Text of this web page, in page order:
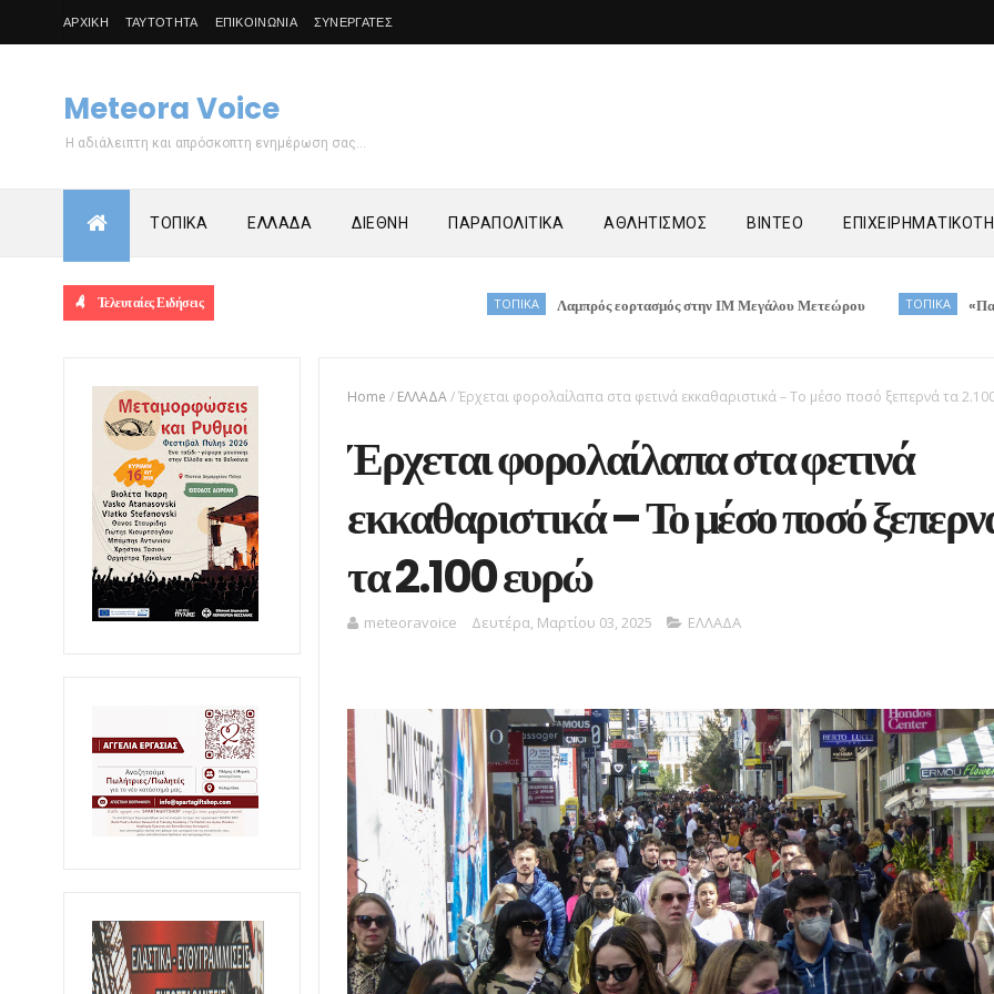
ΑΡΧΙΚΗ ΤΑΥΤΟΤΗΤΑ ΕΠΙΚΟΙΝΩΝΙΑ ΣΥΝΕΡΓΑΤΕΣ
Meteora Voice
Η αδιάλειπτη και απρόσκοπτη ενημέρωση σας...
ΤΟΠΙΚΑ ΕΛΛΑΔΑ ΔΙΕΘΝΗ ΠΑΡΑΠΟΛΙΤΙΚΑ ΑΘΛΗΤΙΣΜΟΣ ΒΙΝΤΕΟ
Τελευταίες Ειδήσεις Λαμπρός εορτασμός στην ΙΜ Μεγάλου Μετεώρου ΤΟΠΙΚΑ «Παίζουμε
Home / ΕΛΛΑΔΑ/Έρχεται φορολαίλαπα στα φετινά εκκαθαριστικά – Το μέσο ποσό ξεπερνά τα
Έρχεται φορολαίλαπα στα φετινά
εκκαθαριστικά – Το μέσο ποσό
τα 2.100 ευρώ
meteoravoice Δευτέρα, Μαρτίου 03, 2025 ΕΛΛΑΔΑ